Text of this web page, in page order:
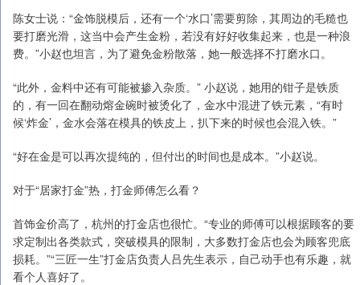
陈女士说：“金饰脱模后，还有一个‘水口’需要剪除，其周边的毛糙也
要打磨光滑，这当中会产生金粉，若没有好好收集起来，也是一种浪
费。”小赵也坦言，为了避免金粉散落，她一般选择不打磨水口。
“此外，金料中还有可能被掺入杂质。” 小赵说，她用的钳子是铁质
的，有一回在翻动熔金碗时被烫化了，金水中混进了铁元素，“有时
候‘炸金’，金水会落在模具的铁皮上，扒下来的时候也会混入铁。”
“好在金是可以再次提纯的，但付出的时间也是成本。”小赵说。
对于“居家打金”热，打金师傅怎么看？
首饰金价高了，杭州的打金店也很忙。“专业的师傅可以根据顾客的要
求定制出各类款式，突破模具的限制，大多数打金店也会为顾客兜底
损耗。”“三匠一生”打金店负责人吕先生表示，自己动手也有乐趣，就
看个人喜好了。